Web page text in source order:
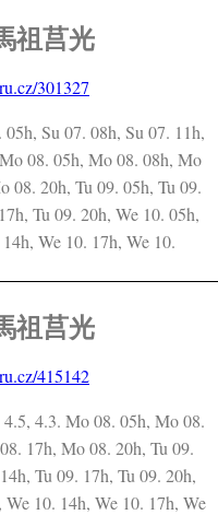
祖莒光
301327
Su 07. 08h, Su 07. 11h,
08. 05h, Mo 08. 08h, Mo
08. 20h, Tu 09. 05h, Tu 09.
Tu 09. 20h, We 10. 05h,
We 10. 17h, We 10.
祖莒光
415142
4.3. Mo 08. 05h, Mo 08.
17h, Mo 08. 20h, Tu 09.
Tu 09. 17h, Tu 09. 20h,
10. 14h, We 10. 17h, We